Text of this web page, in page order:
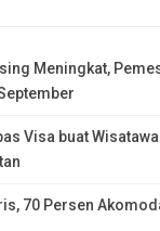
Meningkat,
Visa buat
70 Persen